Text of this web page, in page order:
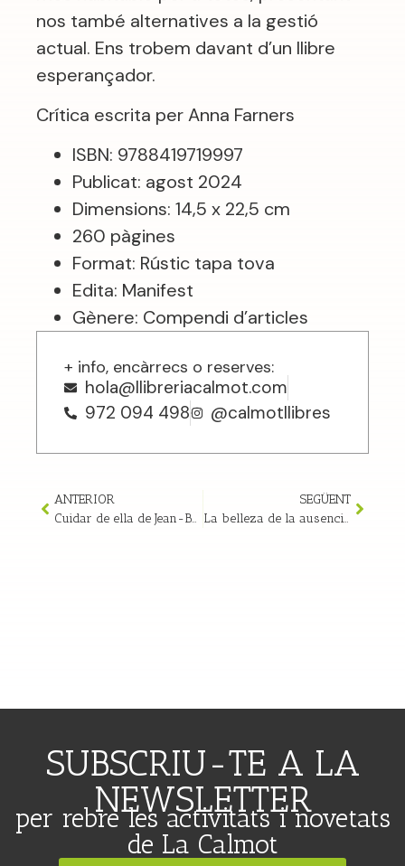
nos també alternatives a la gestió
actual. Ens trobem davant d’un llibre
esperançador.
Crítica escrita per Anna Farners
ISBN: 9788419719997
Publicat: agost 2024
Dimensions: 14,5 x 22,5 cm
260 pàgines
Format: Rústic tapa tova
Edita: Manifest
Gènere: Compendi d’articles
+ info, encàrrecs o reserves:
hola@llibreriacalmot.com
972 094 498
@calmotllibres
ANTERIOR
Cuidar de ella de Jean-Baptiste Andrea | Ressenya
SEGÜENT
La belleza de la ausencia amb Julieta París i el director de l’editorial | 18/06/2025
SUBSCRIU-TE A LA
NEWSLETTER
per rebre les activitats i novetats
de La Calmot